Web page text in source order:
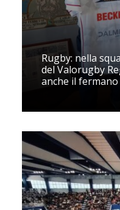
Rugby: nella
del Valorugby
anche il